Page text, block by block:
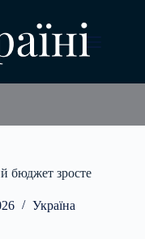
бюджет зросте
Україна